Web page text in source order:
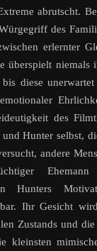
abrutscht.
des
erlernter
überspielt niemals
diese unerwartet
des
Hunter selbst,
andere
Hunters
Ihr Gesicht
Zustands und